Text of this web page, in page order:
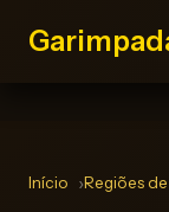
Início Regiões